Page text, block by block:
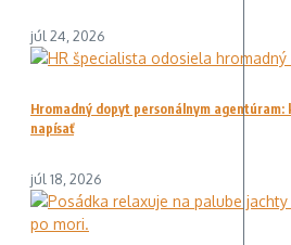
júl 24, 2026
Hromadný dopyt personálnym agentúram:
napísať
júl 18, 2026